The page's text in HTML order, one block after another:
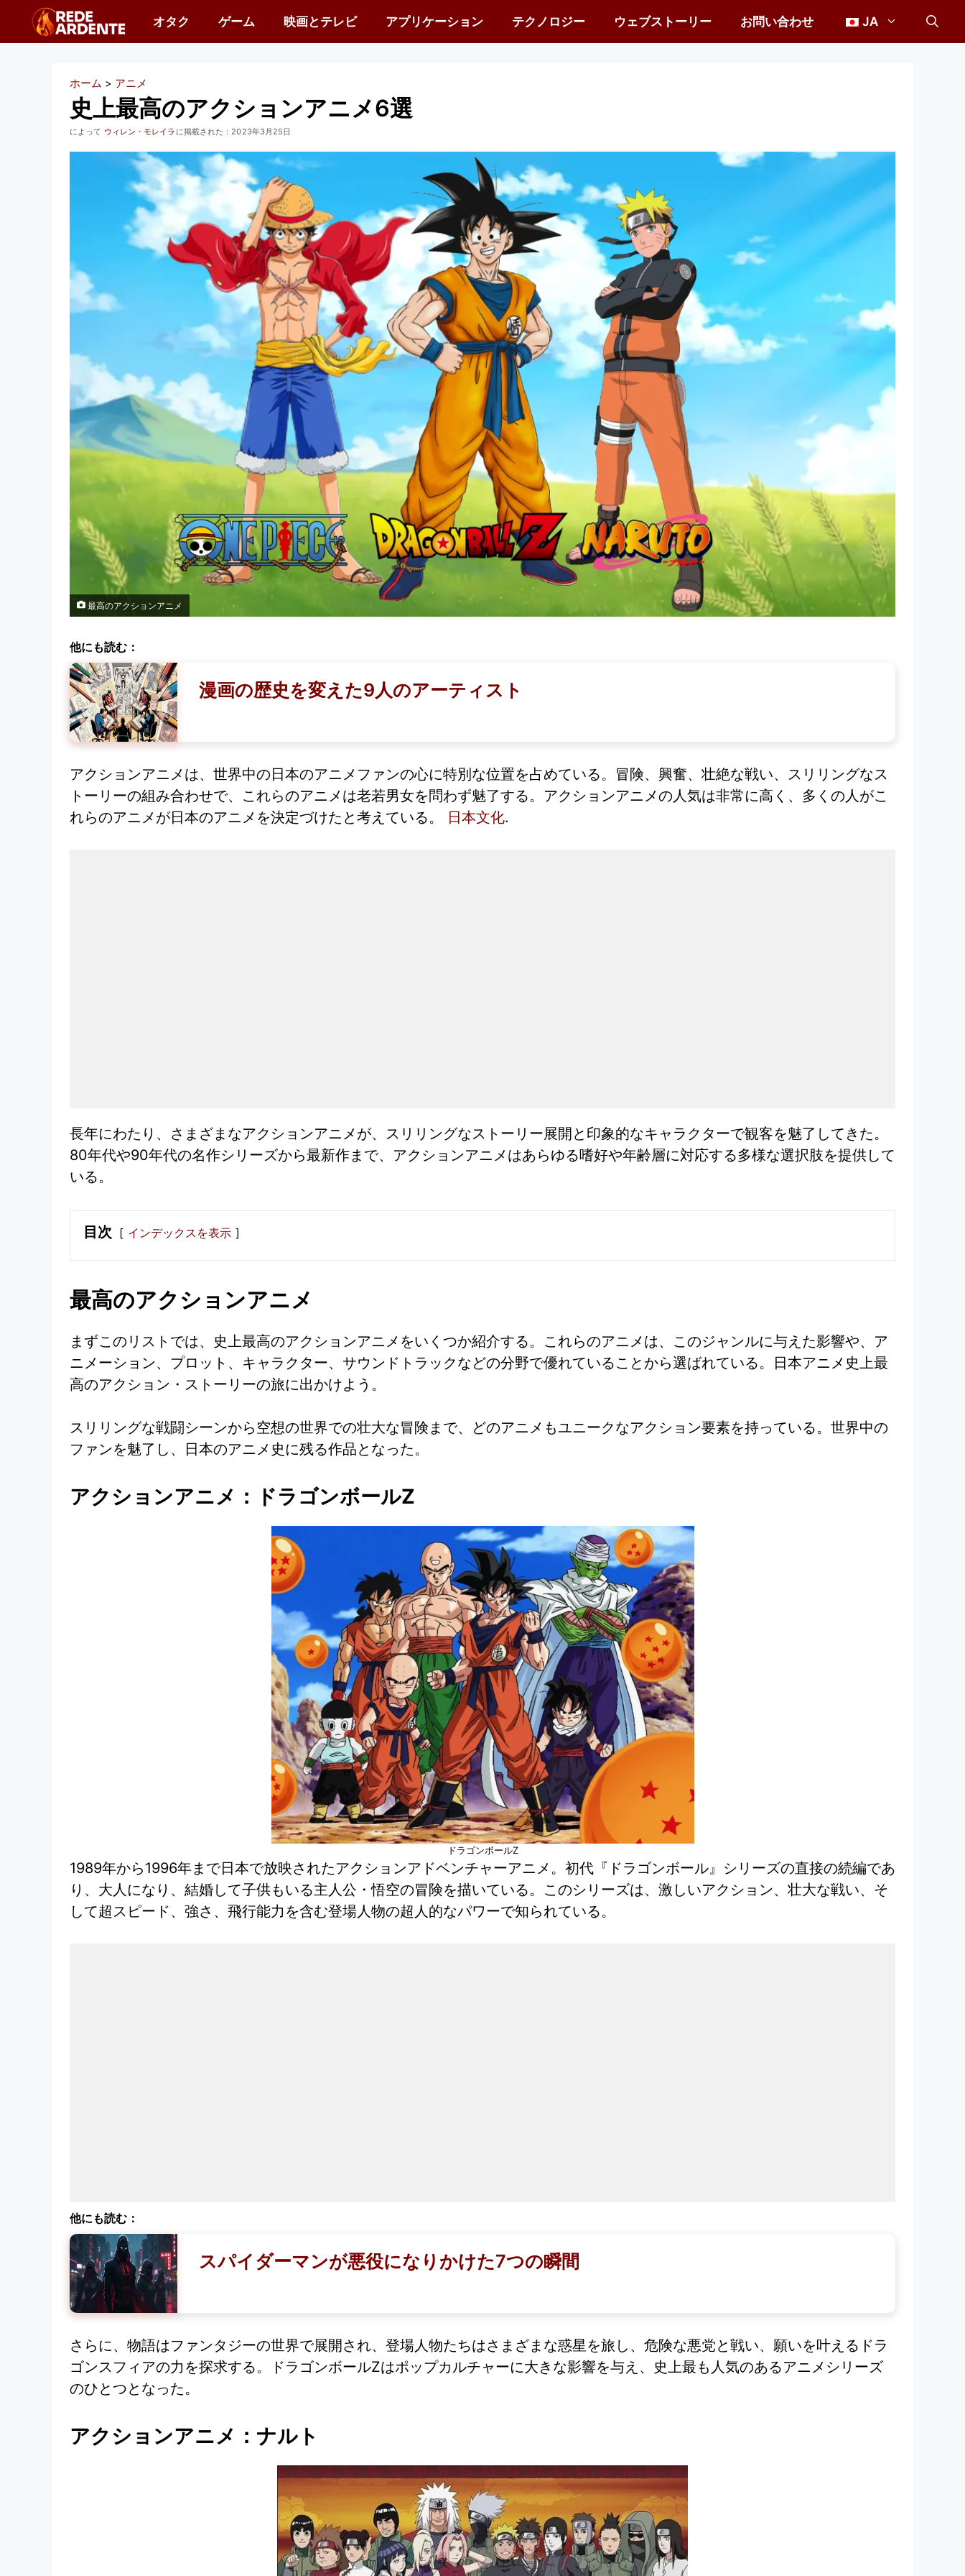
オタク ゲーム 映画とテレビ アプリケーション テクノロジー ウェブストーリー お問い合わせ JA
ホーム > アニメ
史上最高のアクションアニメ6選
に掲載された： 2023年3月25日
によって ウィレン・モレイラ
最高のアクションアニメ
他にも読む：
漫画の歴史を変えた9人のアーティスト
アクションアニメは、世界中の日本のアニメファンの心に特別な位置を占めている。冒険、興奮、壮絶な戦い、スリリングなス
トーリーの組み合わせで、これらのアニメは老若男女を問わず魅了する。アクションアニメの人気は非常に高く、多くの人がこ
れらのアニメが日本のアニメを決定づけたと考えている。
日本文化.
長年にわたり、さまざまなアクションアニメが、スリリングなストーリー展開と印象的なキャラクターで観客を魅了してきた。
80年代や90年代の名作シリーズから最新作まで、アクションアニメはあらゆる嗜好や年齢層に対応する多様な選択肢を提供して
いる。
目次 インデックスを表示
最高のアクションアニメ
まずこのリストでは、史上最高のアクションアニメをいくつか紹介する。これらのアニメは、このジャンルに与えた影響や、ア
ニメーション、プロット、キャラクター、サウンドトラックなどの分野で優れていることから選ばれている。日本アニメ史上最
高のアクション・ストーリーの旅に出かけよう。
スリリングな戦闘シーンから空想の世界での壮大な冒険まで、どのアニメもユニークなアクション要素を持っている。世界中の
ファンを魅了し、日本のアニメ史に残る作品となった。
アクションアニメ：ドラゴンボールZ
ドラゴンボールZ
1989年から1996年まで日本で放映されたアクションアドベンチャーアニメ。初代『ドラゴンボール』シリーズの直接の続編であ
り、大人になり、結婚して子供もいる主人公・悟空の冒険を描いている。このシリーズは、激しいアクション、壮大な戦い、そ
して超スピード、強さ、飛行能力を含む登場人物の超人的なパワーで知られている。
他にも読む：
スパイダーマンが悪役になりかけた7つの瞬間
さらに、物語はファンタジーの世界で展開され、登場人物たちはさまざまな惑星を旅し、危険な悪党と戦い、願いを叶えるドラ
ゴンスフィアの力を探求する。ドラゴンボールZはポップカルチャーに大きな影響を与え、史上最も人気のあるアニメシリーズ
のひとつとなった。
アクションアニメ：ナルト